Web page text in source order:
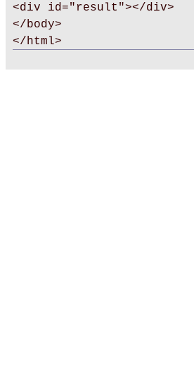
<div id="result"></div>
</body>
</html>